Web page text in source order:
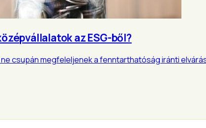
az ESG-ből?
csupán megfeleljenek a fenntarthatóság iránti